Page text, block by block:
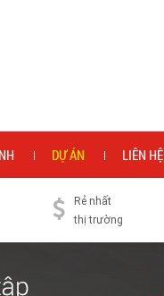
DỰ ÁN LIÊN HỆ
Rẻ nhất
thị trường